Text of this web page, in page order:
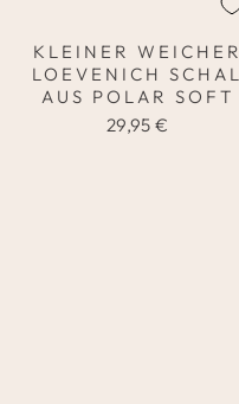
KLEINER WEICHER
LOEVENICH SCHAL
AUS POLAR SOFT
29,95 €